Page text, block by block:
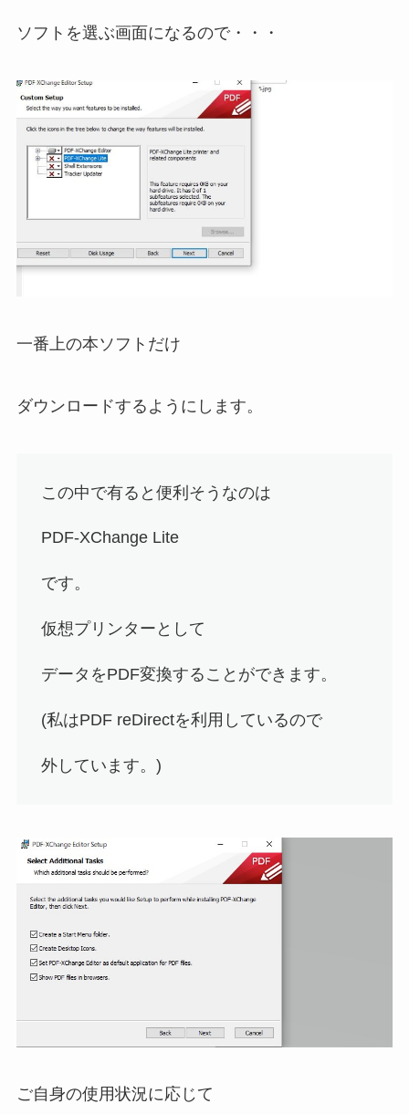
ソフトを選ぶ画面になるので・・・
一番上の本ソフトだけ
ダウンロードするようにします。
この中で有ると便利そうなのは
PDF-XChange Lite
です。
仮想プリンターとして
データをPDF変換することができます。
(私はPDF reDirectを利用しているので
外しています。)
ご自身の使用状況に応じて